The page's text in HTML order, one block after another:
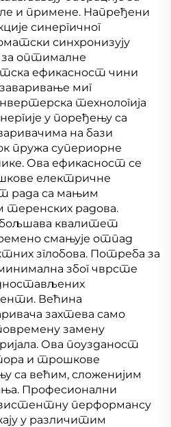
и примене. Напређени
синергичног
синхронизују
оптималне
ефикасност чини
миг
технологија
у поређењу са
на бази
пружа супериорне
Ова ефикасност се
електричне
рада са мањим
радова.
квалитет
смањује отпад
зглобова. Потреба за
због чврсте
Већина
захтева само
замену
Ова поузданост
и трошкове
са већим, сложенијим
Професионални
перформансу
у различитим